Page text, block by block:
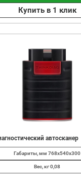
Купить в 1 клик
автосканер
Габариты, мм 768х540х300
Вес, кг0,08